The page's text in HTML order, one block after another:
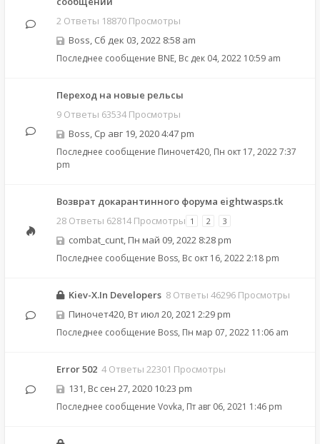
2 Ответы 18870 Просмотры
Boss, Сб дек 03, 2022 8:58 am
Последнее сообщение BNE, Вс дек 04, 2022 10:59 am
Переход на новые рельсы
9 Ответы 63534 Просмотры
Boss, Ср авг 19, 2020 4:47 pm
Последнее сообщение Пиночет420, Пн окт 17, 2022 7:37
pm
Возврат докарантинного форума eightwasps.tk
28 Ответы 62814 Просмотры 1 2 3
combat_cunt, Пн май 09, 2022 8:28 pm
Последнее сообщение Boss, Вс окт 16, 2022 2:18 pm
Kiev-X.In Developers 8 Ответы 46296 Просмотры
Пиночет420, Вт июл 20, 2021 2:29 pm
Последнее сообщение Boss, Пн мар 07, 2022 11:06 am
Error 502 4 Ответы 22301 Просмотры
131, Вс сен 27, 2020 10:23 pm
Последнее сообщение Vovka, Пт авг 06, 2021 1:46 pm